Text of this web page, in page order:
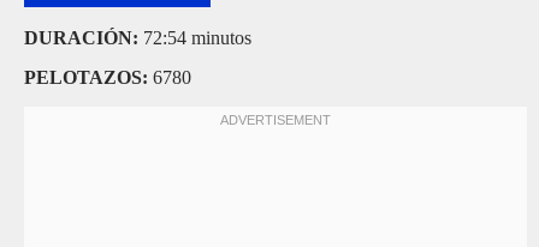
DURACIÓN: 72:54 minutos
PELOTAZOS: 6780